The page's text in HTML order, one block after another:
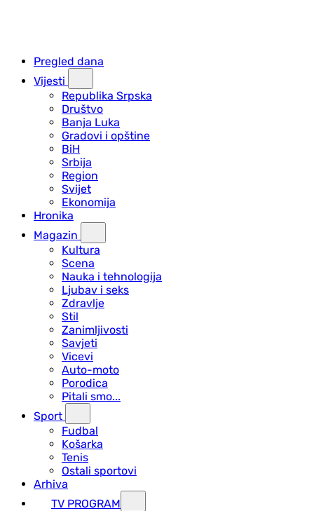
Pregled dana
Vijesti
Republika Srpska
Društvo
Banja Luka
Gradovi i opštine
BiH
Srbija
Region
Svijet
Ekonomija
Hronika
Magazin
Kultura
Scena
Nauka i tehnologija
Ljubav i seks
Zdravlje
Stil
Zanimljivosti
Savjeti
Vicevi
Auto-moto
Porodica
Pitali smo...
Sport
Fudbal
Košarka
Tenis
Ostali sportovi
Arhiva
TV PROGRAM